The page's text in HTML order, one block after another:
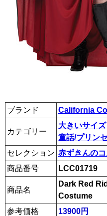
ブランド California
カテゴリー
大きいサイズ
童話/プリン
セレクション 赤ずきんの
商品番号
LCC01719
商品名
Dark Red
Costume
参考価格
13900円